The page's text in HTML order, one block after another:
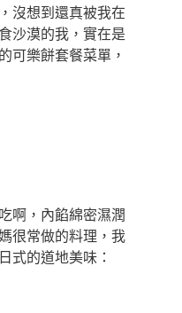
沒想到還真被我在
沙漠的我，實在是
可樂餅套餐菜單，
啊，內餡綿密濕潤
很常做的料理，我
式的道地美味：